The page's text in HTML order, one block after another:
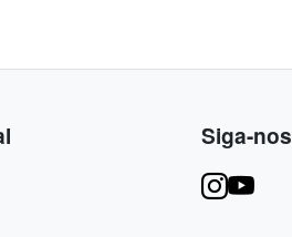
Siga-nos